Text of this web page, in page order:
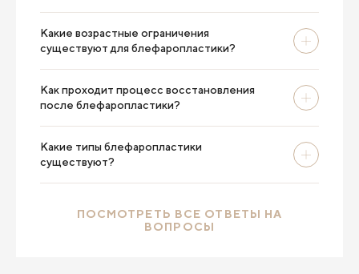
Какие возрастные ограничения
существуют для блефаропластики?
Как проходит процесс восстановления
после блефаропластики?
Какие типы блефаропластики
существуют?
ПОСМОТРЕТЬ ВСЕ ОТВЕТЫ НА
ВОПРОСЫ